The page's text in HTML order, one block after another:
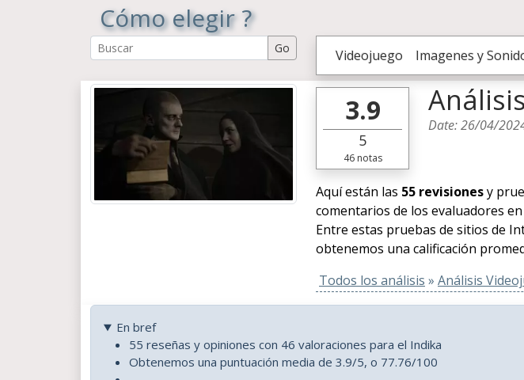
Cómo elegir ?
Videojuego Imagenes y
3.9
5
46notas
Date:26/04/
Aquí están las 55 revisionesy
comentarios de los evaluadores
Entre estas pruebas de sitios de
obtenemos una calificación
Todos los análisis » Análisis
En bref
55 reseñas y opiniones con 46 valoraciones para el Indika
Obtenemos una puntuación media de 3.9/5, o 77.76/100